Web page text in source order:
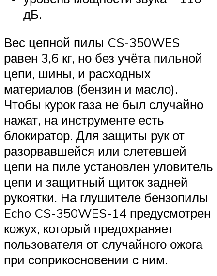
дБ.
Вес цепной пилы CS-350WES
равен 3,6 кг, но без учёта пильной
цепи, шины, и расходных
материалов (бензин и масло).
Чтобы курок газа не был случайно
нажат, на инструменте есть
блокиратор. Для защиты рук от
разорвавшейся или слетевшей
цепи на пиле установлен уловитель
цепи и защитный щиток задней
рукоятки. На глушителе бензопилы
Echo CS-350WES-14 предусмотрен
кожух, который предохраняет
пользователя от случайного ожога
при соприкосновении с ним.